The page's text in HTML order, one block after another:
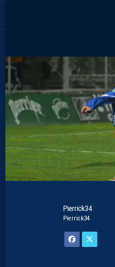
Pierrick34
Pierrick34